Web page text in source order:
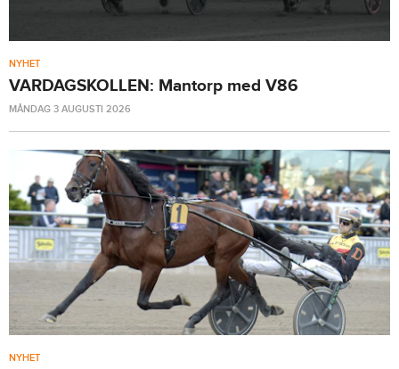
NYHET
VARDAGSKOLLEN: Mantorp med V86
MÅNDAG 3 AUGUSTI 2026
NYHET